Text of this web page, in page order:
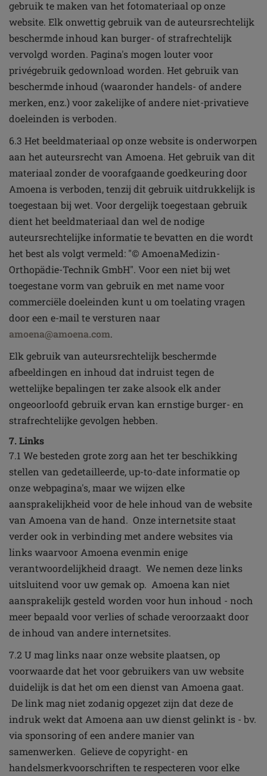
gebruik te maken van het fotomateriaal op onze
website. Elk onwettig gebruik van de auteursrechtelijk
beschermde inhoud kan burger- of strafrechtelijk
vervolgd worden. Pagina's mogen louter voor
privégebruik gedownload worden. Het gebruik van
beschermde inhoud (waaronder handels- of andere
merken, enz.) voor zakelijke of andere niet-privatieve
doeleinden is verboden.
6.3 Het beeldmateriaal op onze website is onderworpen
aan het auteursrecht van Amoena. Het gebruik van dit
materiaal zonder de voorafgaande goedkeuring door
Amoena is verboden, tenzij dit gebruik uitdrukkelijk is
toegestaan bij wet. Voor dergelijk toegestaan gebruik
dient het beeldmateriaal dan wel de nodige
auteursrechtelijke informatie te bevatten en die wordt
het best als volgt vermeld: "© AmoenaMedizin-
Orthopädie-Technik GmbH". Voor een niet bij wet
toegestane vorm van gebruik en met name voor
commerciële doeleinden kunt u om toelating vragen
door een e-mail te versturen naar
amoena@amoena.com.
Elk gebruik van auteursrechtelijk beschermde
afbeeldingen en inhoud dat indruist tegen de
wettelijke bepalingen ter zake alsook elk ander
ongeoorloofd gebruik ervan kan ernstige burger- en
strafrechtelijke gevolgen hebben.
7. Links
7.1 We besteden grote zorg aan het ter beschikking
stellen van gedetailleerde, up-to-date informatie op
onze webpagina's, maar we wijzen elke
aansprakelijkheid voor de hele inhoud van de website
van Amoena van de hand. Onze internetsite staat
verder ook in verbinding met andere websites via
links waarvoor Amoena evenmin enige
verantwoordelijkheid draagt. We nemen deze links
uitsluitend voor uw gemak op. Amoena kan niet
aansprakelijk gesteld worden voor hun inhoud - noch
meer bepaald voor verlies of schade veroorzaakt door
de inhoud van andere internetsites.
7.2 U mag links naar onze website plaatsen, op
voorwaarde dat het voor gebruikers van uw website
duidelijk is dat het om een dienst van Amoena gaat.
De link mag niet zodanig opgezet zijn dat deze de
indruk wekt dat Amoena aan uw dienst gelinkt is - bv.
via sponsoring of een andere manier van
samenwerken. Gelieve de copyright- en
handelsmerkvoorschriften te respecteren voor elke